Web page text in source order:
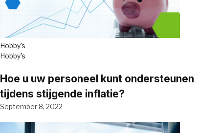
Hobby's
Hobby's
Hoe u uw personeel kunt ondersteunen
tijdens stijgende inflatie?
September 8, 2022